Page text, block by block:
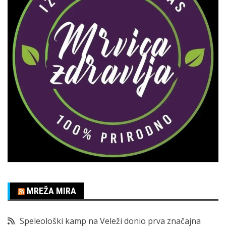
MREŽA MIRA
Speleološki kamp na Veleži donio prva značajna